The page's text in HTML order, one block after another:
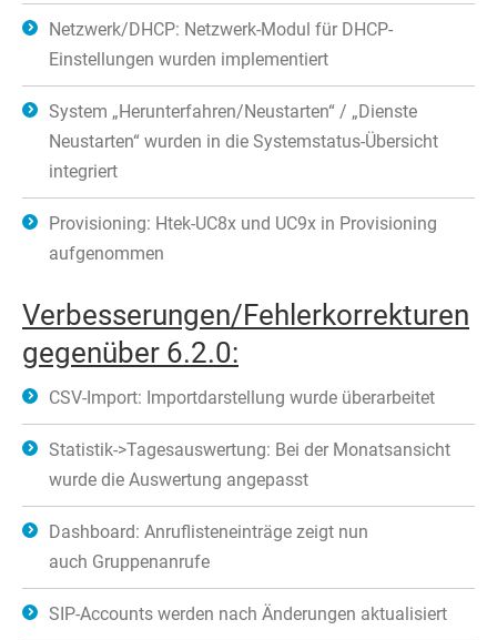
Netzwerk/DHCP: Netzwerk-Modul für DHCP-
Einstellungen wurden implementiert
System „Herunterfahren/Neustarten“ / „Dienste
Neustarten“ wurden in die Systemstatus-Übersicht
integriert
Provisioning: Htek-UC8x und UC9x in Provisioning
aufgenommen
Verbesserungen/Fehlerkorrekturen
gegenüber 6.2.0:
CSV-Import: Importdarstellung wurde überarbeitet
Statistik->Tagesauswertung: Bei der Monatsansicht
wurde die Auswertung angepasst
Dashboard: Anruflisteneinträge zeigt nun
auch Gruppenanrufe
SIP-Accounts werden nach Änderungen aktualisiert